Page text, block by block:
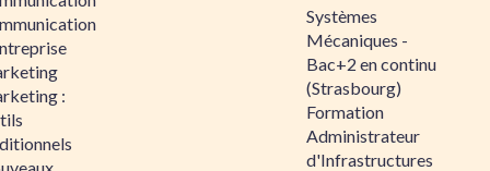
:
Systèmes
Mécaniques -
Bac+2 en continu
(Strasbourg)
Formation
Administrateur
d'Infrastructures